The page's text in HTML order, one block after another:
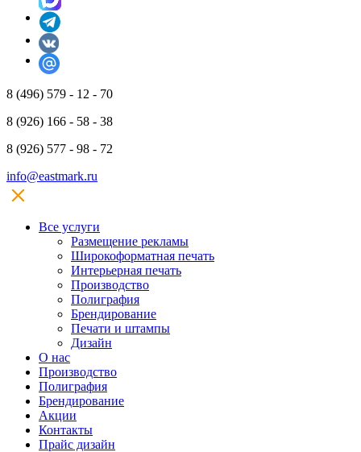
8 (496) 579 - 12 - 70
8 (926) 166 - 58 - 38
8 (926) 577 - 98 - 72
info@eastmark.ru
Все услуги
Размещение рекламы
Широкофoрматная печать
Интерьерная печать
Производство
Полиграфия
Брендирование
Печати и штампы
Дизайн
О нас
Производство
Полиграфия
Брендирование
Акции
Контакты
Прайс дизайн